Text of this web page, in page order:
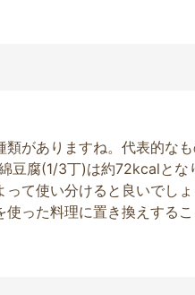
類がありますね。代表的な
豆腐(1/3丁)は約72kcalとな
って使い分けると良いでし
った料理に置き換えする